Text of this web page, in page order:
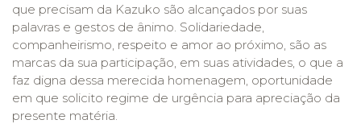
que precisam da Kazuko são alcançados por suas
palavras e gestos de ânimo. Solidariedade,
companheirismo, respeito e amor ao próximo, são as
marcas da sua participação, em suas atividades, o que a
faz digna dessa merecida homenagem, oportunidade
em que solicito regime de urgência para apreciação da
presente matéria.